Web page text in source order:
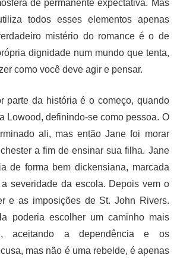
de permanente expectativa. Mas
todos esses elementos apenas
mistério do romance é o de
dignidade num mundo que tenta,
como você deve agir e pensar.
parte da história é o começo, quando
Lowood, definindo-se como pessoa. O
ali, mas então Jane foi morar
a fim de ensinar sua filha. Jane
de forma bem dickensiana, marcada
severidade da escola. Depois vem o
e as imposições de St. John Rivers.
poderia escolher um caminho mais
aceitando a dependência e os
mas não é uma rebelde, é apenas